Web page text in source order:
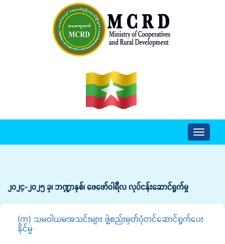
Toggle
၂၀၂၄-၂၀၂၅ ခု၊ ဘဏ္ဍာနှစ်၊ ဖေဖော်ဝါရီလ လုပ်င‌န်းဆောင်ရွက်မှု
(က) သမဝါယမအသင်းများ ဖွဲ့စည်းမှတ်ပုံတင်ဆောင်ရွက်ပေး
နိုင်မှု